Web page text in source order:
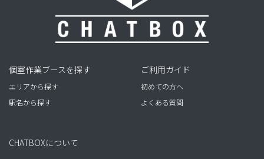
個室作業ブースを探す
エリアから探す
駅名から探す
ご利用ガイド
初めての方へ
よくある質問
CHATBOXについて